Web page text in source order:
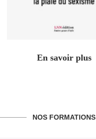
En savoir plus
NOS FORMATIONS